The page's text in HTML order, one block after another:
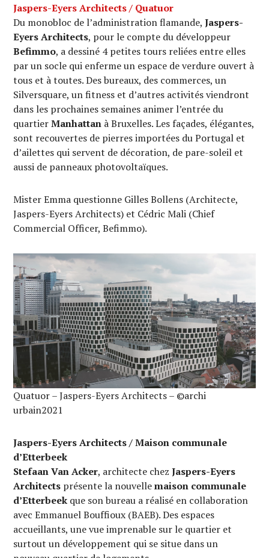
Jaspers-Eyers Architects / Quatuor
Du monobloc de l’administration flamande,Jaspers-
Eyers Architects, pour le compte du développeur
Befimmo, a dessiné 4 petites tours reliées entre elles
par un socle qui enferme un espace de verdure ouvert à
tous et à toutes. Des bureaux, des commerces, un
Silversquare, un fitness et d’autres activités viendront
dans les prochaines semaines animer l’entrée du
quartierManhattan à Bruxelles. Les façades, élégantes,
sont recouvertes de pierres importées du Portugal et
d’ailettes qui servent de décoration, de pare-soleil et
aussi de panneaux photovoltaïques.
Mister Emma questionne Gilles Bollens (Architecte,
Jaspers-Eyers Architects) et Cédric Mali (Chief
Commercial Officer, Befimmo).
Quatuor – Jaspers-Eyers Architects – ©archi
urbain2021
Jaspers-Eyers Architects / Maison communale
d’Etterbeek
Stefaan Van Acker, architecte chezJaspers-Eyers
Architects présente la nouvellemaison communale
d’Etterbeek que son bureau a réalisé en collaboration
avec Emmanuel Bouffioux (BAEB). Des espaces
accueillants, une vue imprenable sur le quartier et
surtout un développement qui se situe dans un